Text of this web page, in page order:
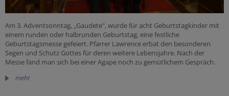
Am 3. Adventsonntag, „Gaudete", wurde für acht Geburtstagkinder mit
einem runden oder halbrunden Geburtstag, eine festliche
Geburtstagsmesse gefeiert. Pfarrer Lawrence erbat den besonderen
Segen und Schutz Gottes für deren weitere Lebensjahre. Nach der
Messe fand man sich bei einer Agape noch zu gemütlichem Gespräch.
mehr